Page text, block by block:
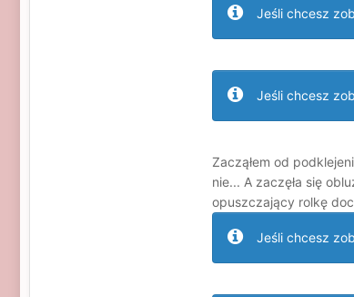
Jeśli chcesz
Jeśli chcesz
Zacząłem od
nie... A zaczęła się
opuszczający rolkę
Jeśli chcesz